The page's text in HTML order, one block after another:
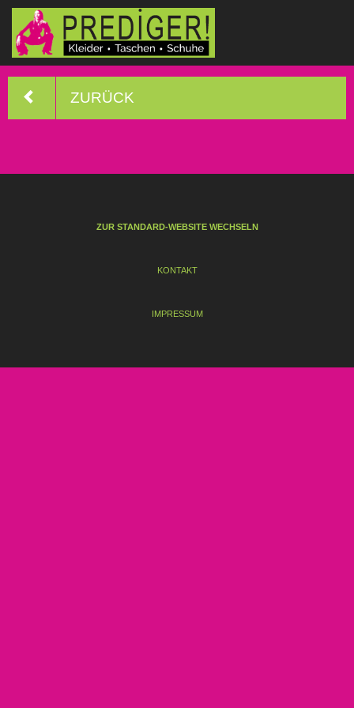
ZURÜCK
ZUR STANDARD-WEBSITE WECHSELN
KONTAKT
IMPRESSUM